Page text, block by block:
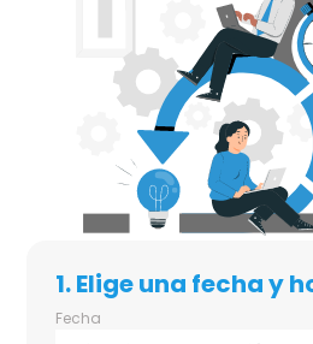
1. Elige una fecha y
Fecha